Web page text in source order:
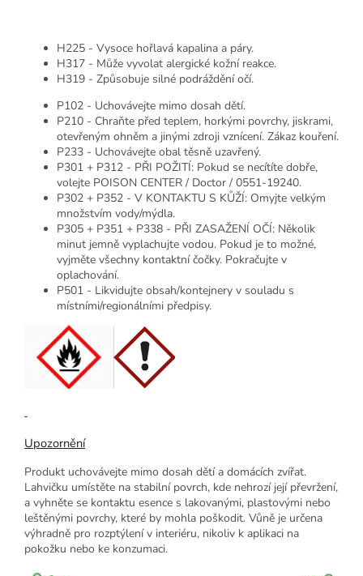
H225 - Vysoce hořlavá kapalina a páry.
H317 - Může vyvolat alergické kožní reakce.
H319 - Způsobuje silné podráždění očí.
P102 - Uchovávejte mimo dosah dětí.
P210 - Chraňte před teplem, horkými povrchy, jiskrami,
otevřeným ohněm a jinými zdroji vznícení. Zákaz kouření.
P233 - Uchovávejte obal těsně uzavřený.
P301 + P312 - PŘI POŽITÍ: Pokud se necítíte dobře,
volejte POISON CENTER / Doctor / 0551-19240.
P302 + P352 - V KONTAKTU S KŮŽÍ: Omyjte velkým
množstvím vody/mýdla.
P305 + P351 + P338 - PŘI ZASAŽENÍ OČÍ: Několik
minut jemně vyplachujte vodou. Pokud je to možné,
vyjměte všechny kontaktní čočky. Pokračujte v
oplachování.
P501 - Likvidujte obsah/kontejnery v souladu s
místními/regionálními předpisy.
Upozornění
Produkt uchovávejte mimo dosah dětí a domácích zvířat.
Lahvičku umístěte na stabilní povrch, kde nehrozí její převržení,
a vyhněte se kontaktu esence s lakovanými, plastovými nebo
leštěnými povrchy, které by mohla poškodit. Vůně je určena
výhradně pro rozptýlení v interiéru, nikoliv k aplikaci na
pokožku nebo ke konzumaci.